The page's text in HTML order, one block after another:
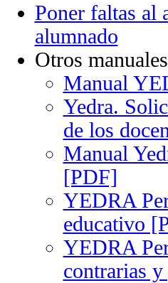
Poner faltas al
alumnado
Otros
Manual
Yedra.
de los
Manual
[PDF]
YEDRA
educativo
YEDRA
contrarias